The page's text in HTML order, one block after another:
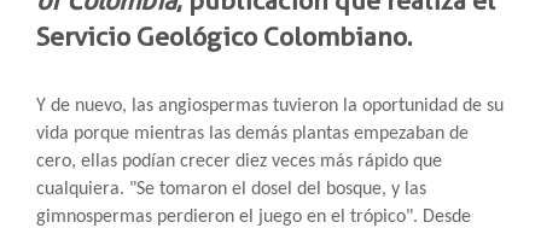
Servicio Geológico Colombiano.
Y de nuevo, las angiospermas tuvieron la oportunidad de su
vida porque mientras las demás plantas empezaban de
cero, ellas podían crecer diez veces más rápido que
cualquiera. "Se tomaron el dosel del bosque, y las
gimnospermas perdieron el juego en el trópico". Desde